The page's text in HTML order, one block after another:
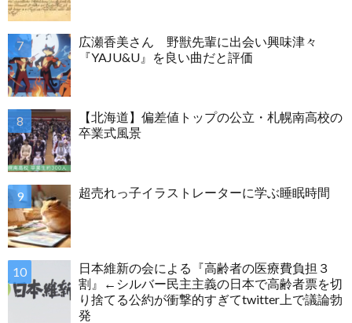
広瀬香美さん 野獣先輩に出会い興味津々
『YAJU&U』を良い曲だと評価
【北海道】偏差値トップの公立・札幌南高校の
卒業式風景
超売れっ子イラストレーターに学ぶ睡眠時間
日本維新の会による『高齢者の医療費負担３
割』←シルバー民主主義の日本で高齢者票を切
り捨てる公約が衝撃的すぎてtwitter上で議論勃
発